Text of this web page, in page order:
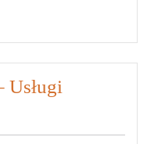
Usługi